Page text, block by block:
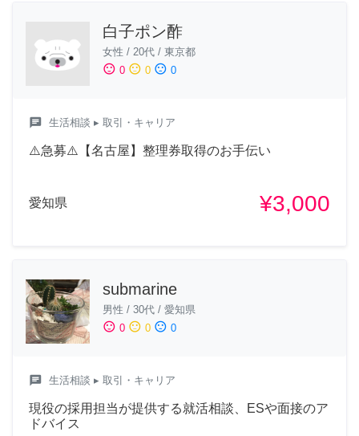
白子ポン酢
女性 / 20代 / 東京都
sentiment_satisfied 0 sentiment_neutral 0 sentiment_dissatisfied 0
chat 生活相談 ▸ 取引・キャリア
⚠️急募⚠️【名古屋】整理券取得のお手伝い
愛知県 ¥3,000
submarine
男性 / 30代 / 愛知県
sentiment_satisfied 0 sentiment_neutral 0 sentiment_dissatisfied 0
chat 生活相談 ▸ 取引・キャリア
現役の採用担当が提供する就活相談、ESや面接のア
ドバイス